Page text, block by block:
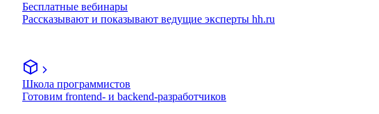
Бесплатные вебинары
Рассказывают и показывают ведущие эксперты hh.ru
Школа программистов
Готовим frontend- и backend-разработчиков